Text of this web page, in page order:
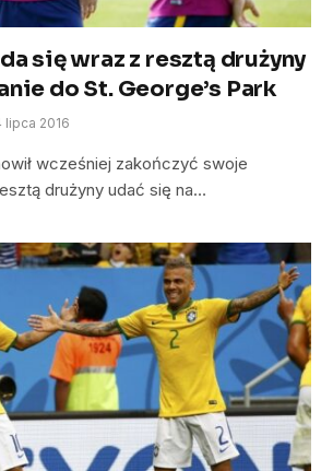
się wraz z resztą drużyny
do St. George’s Park
lipca 2016
wcześniej zakończyć swoje
drużyny udać się na…